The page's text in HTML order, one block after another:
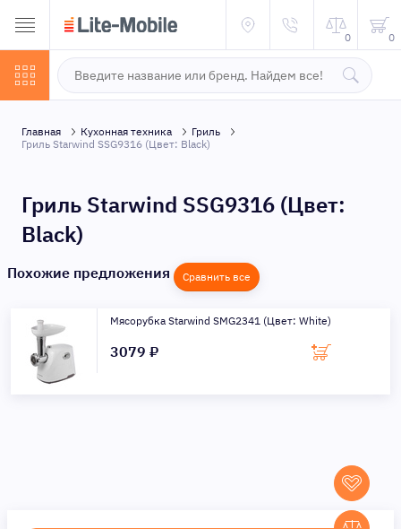
0 0
Главная Кухонная техника
Гриль
Гриль Starwind SSG9316 (Цвет: Black)
Гриль Starwind SSG9316 (Цвет:
Black)
Похожие предложения Сравнить все
Мясорубка Starwind SMG2341 (Цвет: White)
3079 ₽